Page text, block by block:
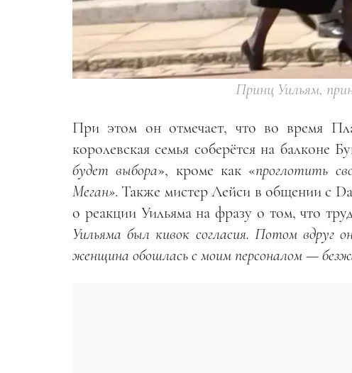
Принц Уильям,
При этом он отмечает, что во время
королевская семья соберётся на балконе
будет выбора», кроме как «проглотить
Меган». Также мистер Лейси в общении с
о реакции Уильяма на фразу о том, что
Уильяма был кивок согласия. Потом вдруг он
женщина обошлась с моим персоналом —